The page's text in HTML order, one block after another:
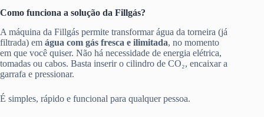
Como funciona a solução da Fillgás?
A máquina da Fillgás permite transformar água da torneira (já
filtrada) em água com gás fresca e ilimitada, no momento
em que você quiser. Não há necessidade de energia elétrica,
tomadas ou cabos. Basta inserir o cilindro de CO₂, encaixar a
garrafa e pressionar.
É simples, rápido e funcional para qualquer pessoa.